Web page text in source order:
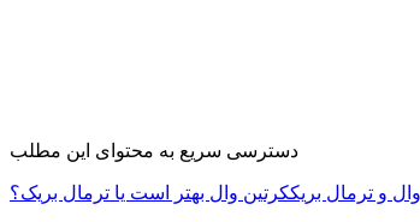
دسترسی سریع به محتوای این مطلب
و ترمال بریککرتین وال بهتر است یا ترمال بریک؟